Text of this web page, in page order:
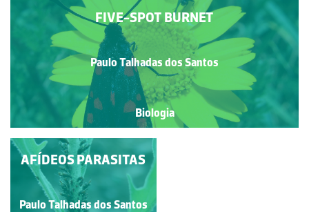
FIVE-SPOT BURNET
Paulo Talhadas dos Santos
Biologia
LOUVA-A-DEUS
Paulo Talhadas dos Santos
AFÍDEOS PARASITAS
Paulo Talhadas dos Santos